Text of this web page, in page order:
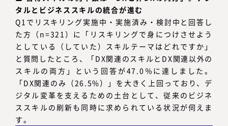
タルとビジネススキルの統合が進む
Q1でリスキリング実施中・実施済み・検討中と回答し
た方（n=321）に「リスキリングで身につけさせよう
としている（していた）スキルテーマはどれですか」
と質問したところ、「DX関連のスキルとDX関連以外の
スキルの両方」という回答が47.0％に達しました。
「DX関連のみ（26.5%）」を大きく上回っており、デ
ジタル変革を支えるための土台として、従来のビジネ
ススキルの刷新も同時に求められている状況が伺えま
す。